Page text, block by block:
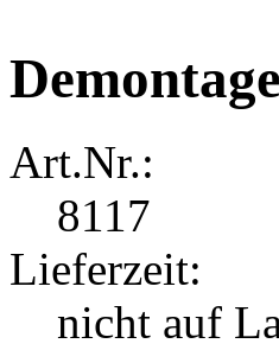
Art.Nr.:
8117
Lieferzeit:
nicht auf